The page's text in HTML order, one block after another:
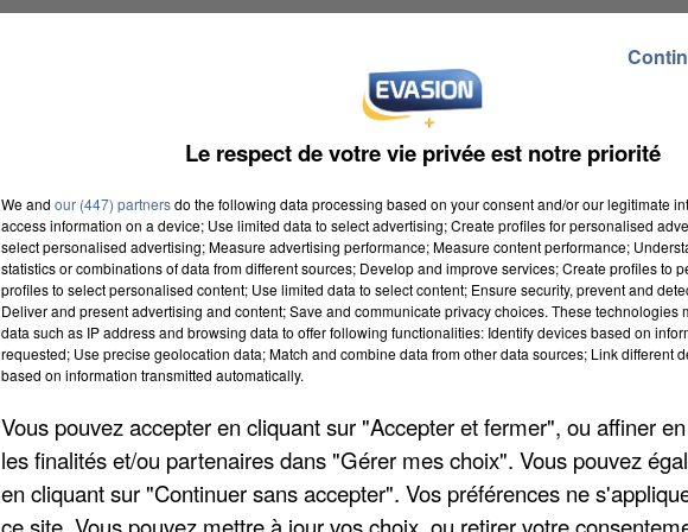
Le respect de votre vie privée est notre priorité
We and our (447) partnersdo the following data processing based on your consent and/or our legitimate
access information on a device; Use limited data to select advertising; Create profiles for personalised
select personalised advertising; Measure advertising performance; Measure content performance;
statistics or combinations of data from different sources; Develop and improve services; Create profiles to
profiles to select personalised content; Use limited data to select content; Ensure security, prevent and
Deliver and present advertising and content; Save and communicate privacy choices. These technologies
data such as IP address and browsing data to offer following functionalities: Identify devices based on
requested; Use precise geolocation data; Match and combine data from other data sources; Link different
based on information transmitted automatically.
Vous pouvez accepter en cliquant sur "Accepter et fermer", ou affiner
les finalités et/ou partenaires dans "Gérer mes choix". Vous pouvez
en cliquant sur "Continuer sans accepter". Vos préférences ne